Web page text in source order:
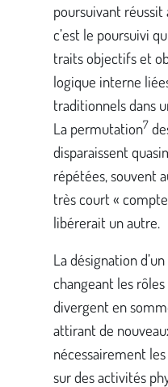
poursuivant réussit
c’est le poursuivi
traits objectifs et
logique interne
traditionnels dans
La permutation7
disparaissent
répétées, souvent
très court «
libérerait un autre.
La désignation
changeant les
divergent en
attirant de
nécessairement
sur des activités